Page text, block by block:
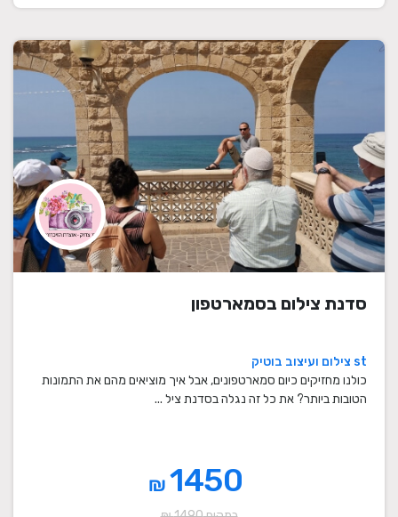
סדנת צילום בסמארטפון
st צילום ועיצוב בוטיק
כולנו מחזיקים כיום סמארטפונים, אבל איך מוציאים מהם את התמונות
הטובות ביותר? את כל זה נגלה בסדנת ציל ...
₪